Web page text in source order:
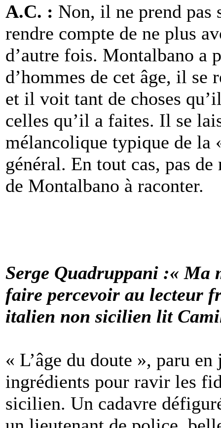
A.C. : Non, il ne prend pas
rendre compte de ne plus
d’autre fois. Montalbano a
d’hommes de cet âge, il
et il voit tant de choses
celles qu’il a faites. Il se
mélancolique typique de la
général. En tout cas, pas
de Montalbano à raconter.
Serge Quadruppani :« Ma
faire percevoir au lecteur
italien non sicilien lit
« L’âge du doute », paru
ingrédients pour ravir les
sicilien. Un cadavre